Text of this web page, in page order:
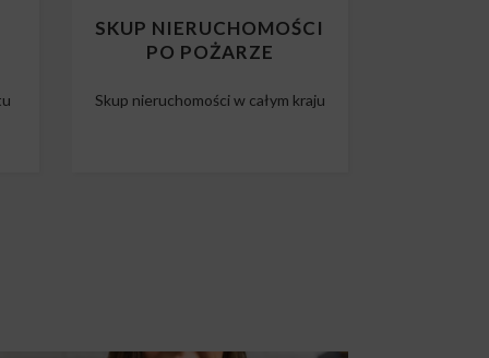
SKUP NIERUCHOMOŚCI
PO POŻARZE
Skup nieruchomości w całym kraju